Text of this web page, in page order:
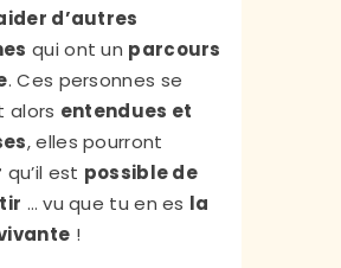
d’autres
qui ont un parcours
. Ces personnes se
alors entendues et
, elles pourront
qu’il est possible de
… vu que tu en es la
!